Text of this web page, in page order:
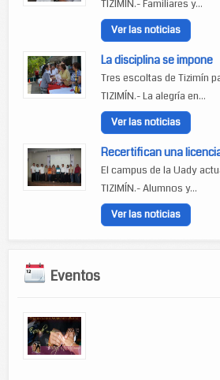
TIZIMÍN.- Familiares y...
Ver las noticias
La disciplina se impone
Tres escoltas de Tizimín
TIZIMÍN.- La alegría en...
Ver las noticias
Recertifican una
El campus de la Uady
TIZIMÍN.- Alumnos y...
Ver las noticias
Eventos